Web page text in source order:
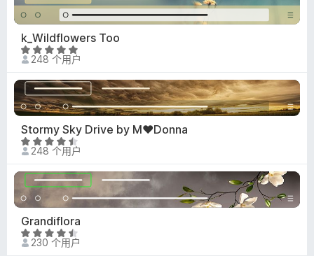
.
9
/
5
k_Wildflowers Too
评
分
4
.
8
/
5
248 个用户
Stormy Sky Drive by M♥Donna
评
分
4
5
/
5
248 个用户
Grandiflora
评
分
230 个用户